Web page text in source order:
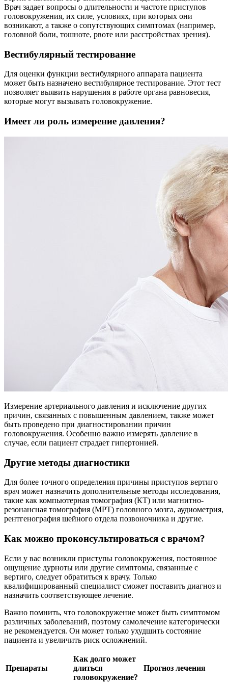
Врач задает вопросы о длительности и частоте приступов
головокружения, их силе, условиях, при которых они
возникают, а также о сопутствующих симптомах (например,
головной боли, тошноте, рвоте или расстройствах зрения).
Вестибулярный тестирование
Для оценки функции вестибулярного аппарата пациента
может быть назначено вестибулярное тестирование. Этот тест
позволяет выявить нарушения в работе органа равновесия,
которые могут вызывать головокружение.
Имеет ли роль измерение давления?
Измерение артериального давления и исключение других
причин, связанных с повышенным давлением, также может
быть проведено при диагностировании причин
головокружения. Особенно важно измерять давление в
случае, если пациент страдает гипертонией.
Другие методы диагностики
Для более точного определения причины приступов вертиго
врач может назначить дополнительные методы исследования,
такие как компьютерная томография (КТ) или магнитно-
резонансная томография (МРТ) головного мозга, аудиометрия,
рентгенография шейного отдела позвоночника и другие.
Как можно проконсультироваться с врачом?
Если у вас возникли приступы головокружения, постоянное
ощущение дурноты или другие симптомы, связанные с
вертиго, следует обратиться к врачу. Только
квалифицированный специалист сможет поставить диагноз и
назначить соответствующее лечение.
Важно помнить, что головокружение может быть симптомом
различных заболеваний, поэтому самолечение категорически
не рекомендуется. Он может только ухудшить состояние
пациента и увеличить риск осложнений.
Препараты
Как долго может
длиться
головокружение?
Прогноз лечения